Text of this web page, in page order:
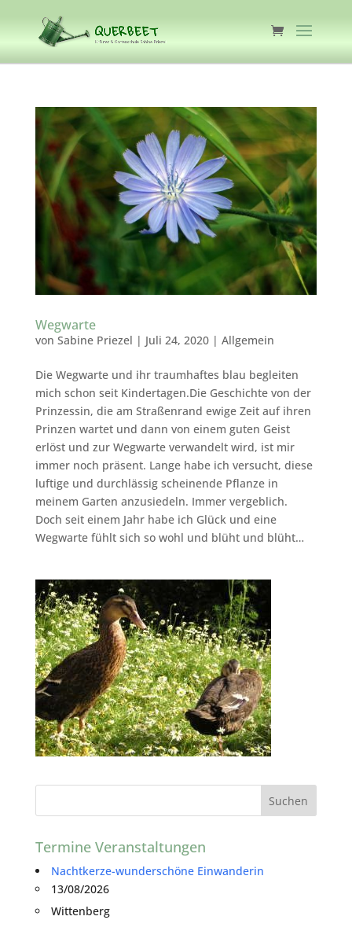
Wegwarte
von Sabine Priezel | Juli 24, 2020| Allgemein
Die Wegwarte und ihr traumhaftes blau begleiten
mich schon seit Kindertagen.Die Geschichte von der
Prinzessin, die am Straßenrand ewige Zeit auf ihren
Prinzen wartet und dann von einem guten Geist
erlöst und zur Wegwarte verwandelt wird, ist mir
immer noch präsent. Lange habe ich versucht, diese
luftige und durchlässig scheinende Pflanze in
meinem Garten anzusiedeln. Immer vergeblich.
Doch seit einem Jahr habe ich Glück und eine
Wegwarte fühlt sich so wohl und blüht und blüht…
Termine Veranstaltungen
Nachtkerze-wunderschöne Einwanderin
13/08/2026
Wittenberg